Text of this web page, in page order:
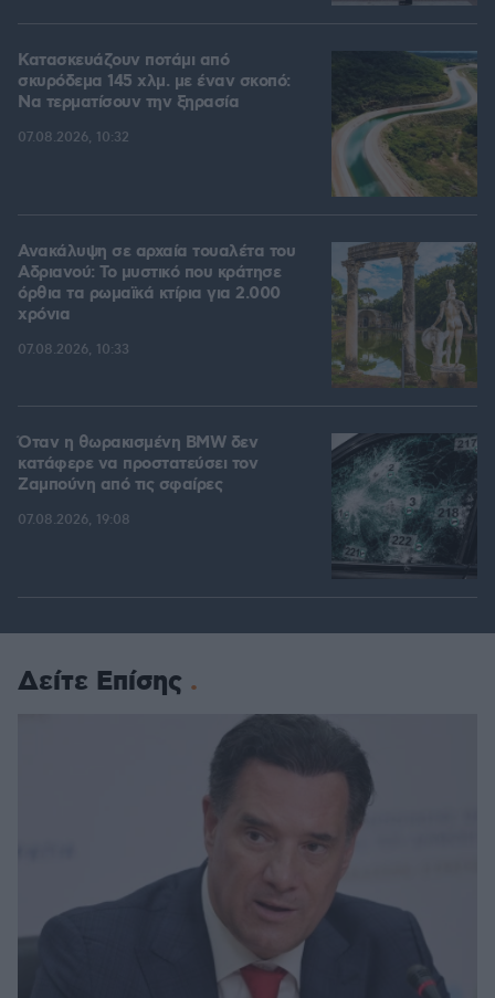
Κατασκευάζουν ποτάμι από
σκυρόδεμα 145 χλμ. με έναν σκοπό:
Να τερματίσουν την ξηρασία
07.08.2026, 10:32
Ανακάλυψη σε αρχαία τουαλέτα του
Αδριανού: Το μυστικό που κράτησε
όρθια τα ρωμαϊκά κτίρια για 2.000
χρόνια
07.08.2026, 10:33
Όταν η θωρακισμένη BMW δεν
κατάφερε να προστατεύσει τον
Ζαμπούνη από τις σφαίρες
07.08.2026, 19:08
Δείτε Επίσης